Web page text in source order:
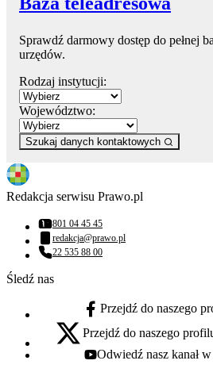
Sprawdź darmowy dostęp do pełnej
urzędów.
Rodzaj instytucji:
Województwo:
Szukaj danych kontaktowych
Redakcja serwisu Prawo.pl
Numer telefonu:
801 04 45 45
Adres email:
redakcja@prawo.pl
Numer telefonu:
22 535 88 00
Śledź nas
facebook - otwiera się w nowej
Przejdź do naszego
x - otwiera się w nowej karcie
Przejdź do naszego
youtube - otwiera się w nowej
Odwiedź nasz kanał